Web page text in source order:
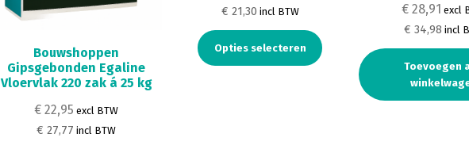
Bouwshoppen
Gipsgebonden Egaline
Vloervlak 220 zak á 25 kg
€ 22,95 excl BTW
€ 27,77 incl BTW
€ 21,30 incl BTW
Opties selecteren
€ 28,91 excl
€ 34,98 incl
Toevoegen